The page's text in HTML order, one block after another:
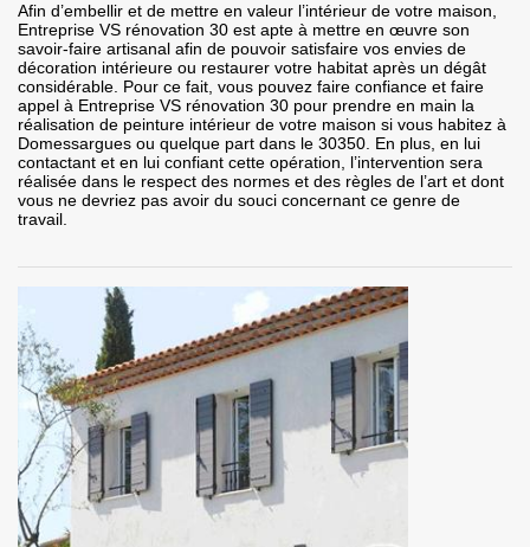
Afin d’embellir et de mettre en valeur l’intérieur de votre maison,
Entreprise VS rénovation 30 est apte à mettre en œuvre son
savoir-faire artisanal afin de pouvoir satisfaire vos envies de
décoration intérieure ou restaurer votre habitat après un dégât
considérable. Pour ce fait, vous pouvez faire confiance et faire
appel à Entreprise VS rénovation 30 pour prendre en main la
réalisation de peinture intérieur de votre maison si vous habitez à
Domessargues ou quelque part dans le 30350. En plus, en lui
contactant et en lui confiant cette opération, l’intervention sera
réalisée dans le respect des normes et des règles de l’art et dont
vous ne devriez pas avoir du souci concernant ce genre de
travail.